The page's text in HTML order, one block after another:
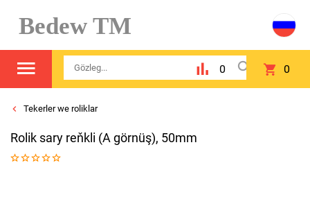
Bedew TM
0 0
Tekerler we roliklar
Rolik sary reňkli (A görnüş), 50mm